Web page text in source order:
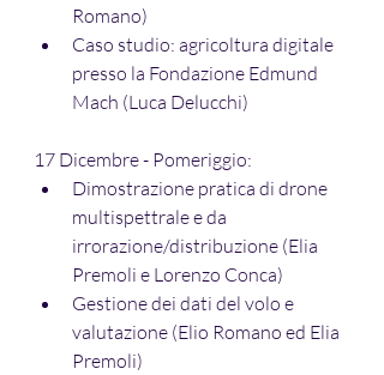
Romano)
Caso studio: agricoltura digitale
presso la Fondazione Edmund
Mach (Luca Delucchi)
17 Dicembre - Pomeriggio:
Dimostrazione pratica di drone
multispettrale e da
irrorazione/distribuzione (Elia
Premoli e Lorenzo Conca)
Gestione dei dati del volo e
valutazione (Elio Romano ed Elia
Premoli)